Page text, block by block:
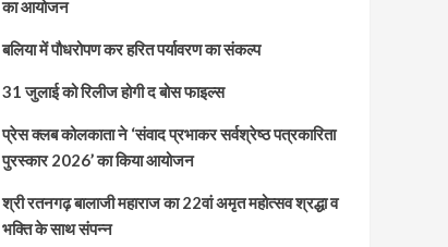
का आयोजन
बलिया में पौधरोपण कर हरित पर्यावरण का संकल्प
31 जुलाई को रिलीज होगी द बोस फाइल्स
प्रेस क्लब कोलकाता ने ‘संवाद प्रभाकर सर्वश्रेष्ठ पत्रकारिता
पुरस्कार 2026’ का किया आयोजन
श्री रतनगढ़ बालाजी महाराज का 22वां अमृत महोत्सव श्रद्धा व
भक्ति के साथ संपन्न